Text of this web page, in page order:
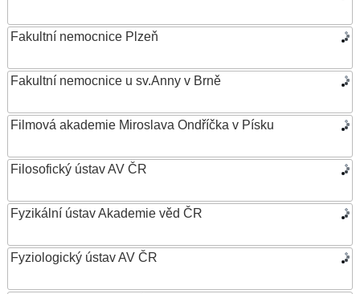
Fakultní nemocnice Plzeň
Fakultní nemocnice u sv.Anny v Brně
Filmová akademie Miroslava Ondříčka v Písku
Filosofický ústav AV ČR
Fyzikální ústav Akademie věd ČR
Fyziologický ústav AV ČR